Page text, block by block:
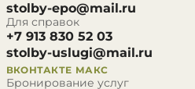
stolby-epo@mail.ru
Для справок
+7 913 830 52 03
stolby-uslugi@mail.ru
ВКОНТАКТЕ МАКС
Бронирование услуг